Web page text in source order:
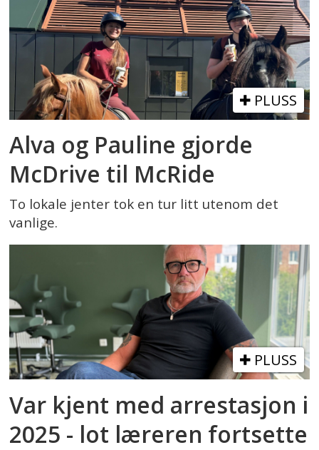
PLUSS
Alva og Pauline gjorde
McDrive til McRide
To lokale jenter tok en tur litt utenom det
vanlige.
PLUSS
Var kjent med arrestasjon i
2025 - lot læreren fortsette